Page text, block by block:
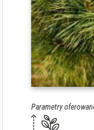
Parametry